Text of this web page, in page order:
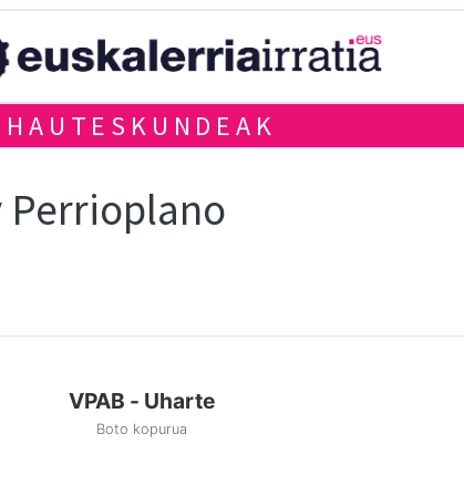
HAUTESKUNDEAK
Perrioplano
VPAB - Uharte
Boto kopurua